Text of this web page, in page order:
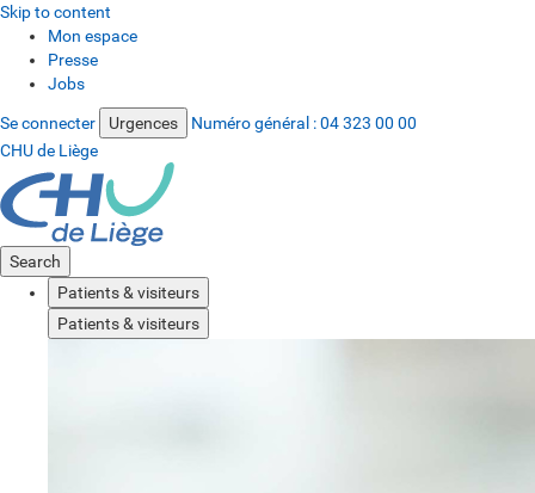
Skip to content
Mon espace
Presse
Jobs
Se connecter Urgences Numéro général :04 323 00 00
CHU de Liège
Search
Patients & visiteurs
Patients & visiteurs